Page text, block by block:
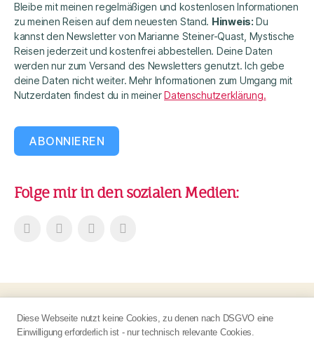
Bleibe mit meinen regelmäßigen und kostenlosen Informationen
zu meinen Reisen auf dem neuesten Stand. Hinweis: Du
kannst den Newsletter von Marianne Steiner-Quast, Mystische
Reisen jederzeit und kostenfrei abbestellen. Deine Daten
werden nur zum Versand des Newsletters genutzt. Ich gebe
deine Daten nicht weiter. Mehr Informationen zum Umgang mit
Nutzerdaten findest du in meinerDatenschutzerklärung.
ABONNIEREN
Folge mir in den sozialen Medien:
© 2026 Marianne Steiner-Quast
AGB
Nach oben
Diese Webseite nutzt keine Cookies, zu denen nach DSGVO eine
Einwilligung erforderlich ist - nur technisch relevante Cookies.